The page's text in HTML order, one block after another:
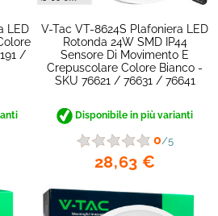
LED
/
V-Tac VT-8624S Plafoniera LED
Rotonda 24W SMD IP44
Sensore Di Movimento E
Crepuscolare Colore Bianco -
SKU 76621 / 76631 / 76641
Disponibile in più varianti
0/5
28,63 €